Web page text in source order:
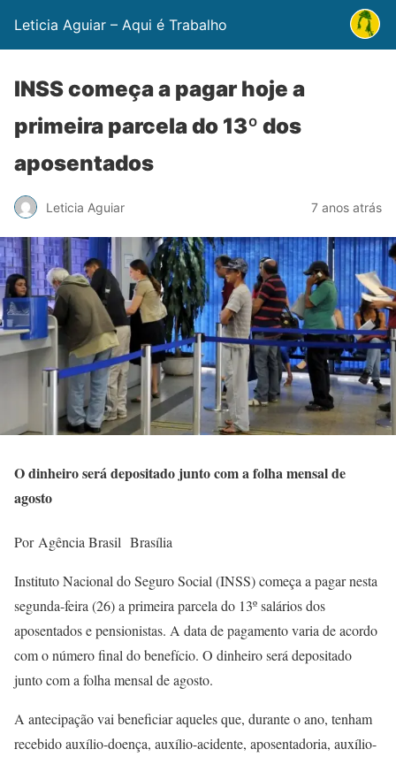
Leticia Aguiar – Aqui é Trabalho
INSS começa a pagar hoje a
primeira parcela do 13º dos
aposentados
Leticia Aguiar 7 anos atrás
O dinheiro será depositado junto com a folha mensal de
agosto
Por Agência Brasil Brasília
Instituto Nacional do Seguro Social (INSS) começa a pagar nesta
segunda-feira (26) a primeira parcela do 13º salários dos
aposentados e pensionistas. A data de pagamento varia de acordo
com o número final do benefício. O dinheiro será depositado
junto com a folha mensal de agosto.
A antecipação vai beneficiar aqueles que, durante o ano, tenham
recebido auxílio-doença, auxílio-acidente, aposentadoria, auxílio-